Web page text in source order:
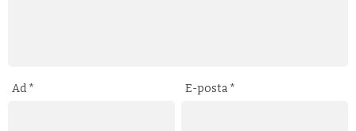
Ad * E-posta *